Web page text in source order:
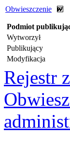
Obwieszczenie
Podmiot
Wytworzył
Publikujący
Modyfikacja
Rejestr